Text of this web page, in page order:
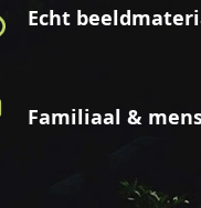
Echt
Familiaal &